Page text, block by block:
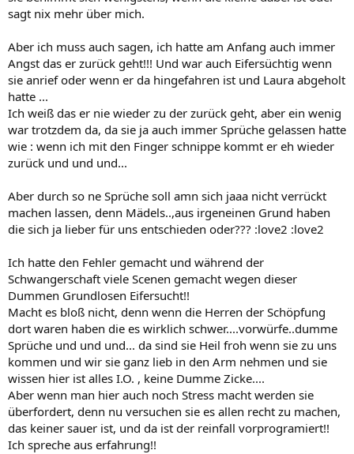
sagt nix mehr über mich.
Aber ich muss auch sagen, ich hatte am Anfang auch immer
Angst das er zurück geht!!! Und war auch Eifersüchtig wenn
sie anrief oder wenn er da hingefahren ist und Laura abgeholt
hatte ...
Ich weiß das er nie wieder zu der zurück geht, aber ein wenig
war trotzdem da, da sie ja auch immer Sprüche gelassen hatte
wie : wenn ich mit den Finger schnippe kommt er eh wieder
zurück und und und...
Aber durch so ne Sprüche soll amn sich jaaa nicht verrückt
machen lassen, denn Mädels..,aus irgeneinen Grund haben
die sich ja lieber für uns entschieden oder??? :love2 :love2
Ich hatte den Fehler gemacht und während der
Schwangerschaft viele Scenen gemacht wegen dieser
Dummen Grundlosen Eifersucht!!
Macht es bloß nicht, denn wenn die Herren der Schöpfung
dort waren haben die es wirklich schwer....vorwürfe..dumme
Sprüche und und und... da sind sie Heil froh wenn sie zu uns
kommen und wir sie ganz lieb in den Arm nehmen und sie
wissen hier ist alles I.O. , keine Dumme Zicke....
Aber wenn man hier auch noch Stress macht werden sie
überfordert, denn nu versuchen sie es allen recht zu machen,
das keiner sauer ist, und da ist der reinfall vorprogramiert!!
Ich spreche aus erfahrung!!